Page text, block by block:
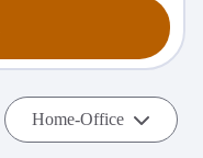
Home-Office